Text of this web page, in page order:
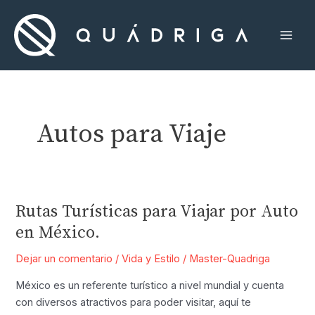
contenido
Autos para Viaje
Rutas Turísticas para Viajar por Auto
en México.
Dejar un comentario /Vida y Estilo / Master-Quadriga
México es un referente turístico a nivel mundial y cuenta
con diversos atractivos para poder visitar, aquí te